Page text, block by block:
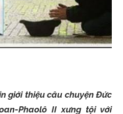
giới thiệu câu chuyện Đức
Phaolô II xưng tội với